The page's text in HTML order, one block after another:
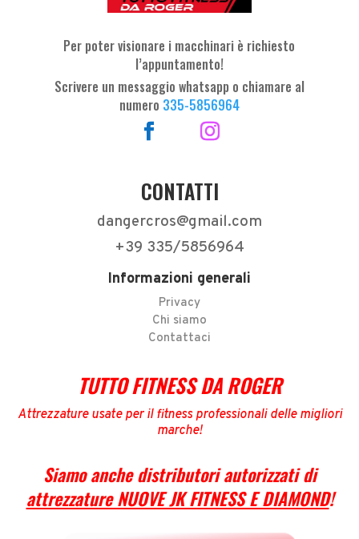
Per poter visionare i macchinari è richiesto
l’appuntamento!
Scrivere un messaggio whatsapp o chiamare al
numero 335-5856964
CONTATTI
dangercros@gmail.com
+39 335/5856964
Informazioni generali
Privacy
Chi siamo
Contattaci
TUTTO FITNESS DA ROGER
Attrezzature usate per il fitness professionali delle migliori
marche!
Siamo anche distributori autorizzati di
attrezzature NUOVE JK FITNESS E DIAMOND!